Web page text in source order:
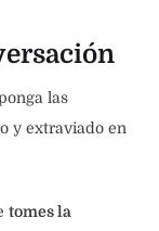
las
y extraviado en
tomes la